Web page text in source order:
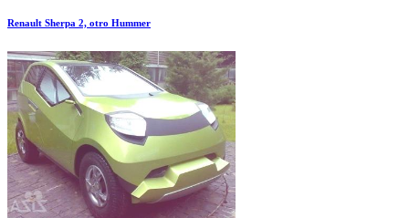
Renault Sherpa 2, otro Hummer